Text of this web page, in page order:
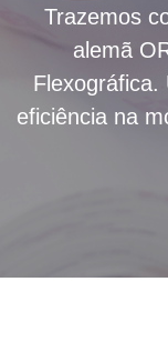
Trazemos
alemã
Flexográfica.
eficiência na